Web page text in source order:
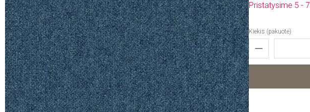
Pristatysime 5 -
Kiekis (pakuotė)